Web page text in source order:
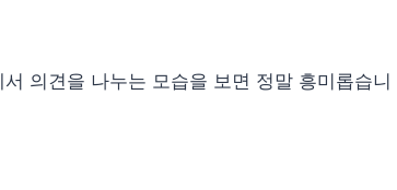
의견을 나누는 모습을 보면 정말 흥미롭습니